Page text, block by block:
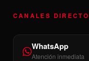
CANALES
WhatsApp
Atención inmediata